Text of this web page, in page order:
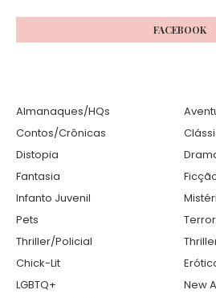
FACEBOOK
Almanaques/HQs
Contos/Crônicas
Distopia
Fantasia
Infanto Juvenil
Pets
Terror
Thriller/Policial
Chick-Lit
LGBTQ+
New